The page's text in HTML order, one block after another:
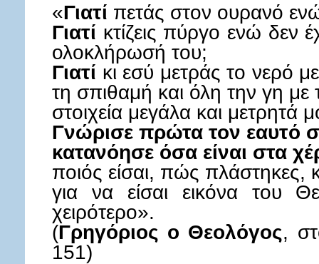
«Γιατί πετάς στον ουρανό
Γιατί κτίζεις πύργο ενώ δεν
ολοκλήρωσή του;
Γιατί κι εσύ μετράς το νερό
τη σπιθαμή και όλη την γη με
στοιχεία μεγάλα και μετρητά
Γνώρισε πρώτα τον εαυτό
κατανόησε όσα είναι στα
ποιός είσαι, πώς πλάστηκες,
για να είσαι εικόνα του
χειρότερο».
(Γρηγόριος ο Θεολόγος,
151)